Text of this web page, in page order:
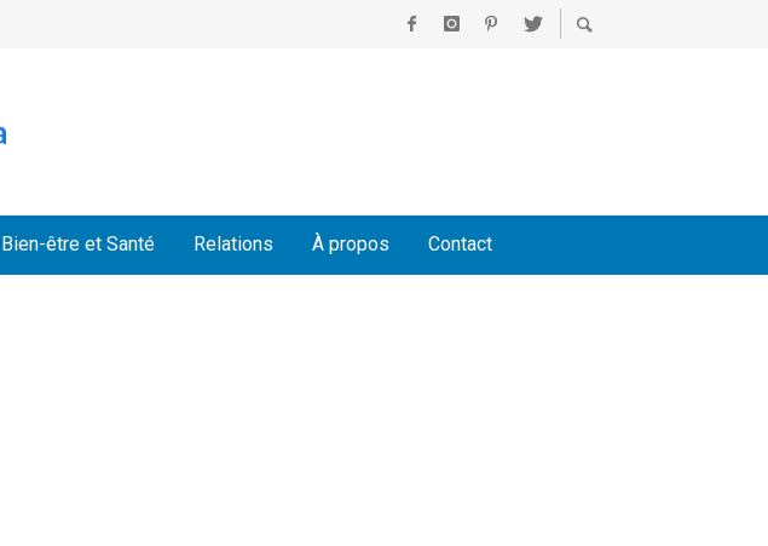
Bien-être et Santé Relations À propos Contact